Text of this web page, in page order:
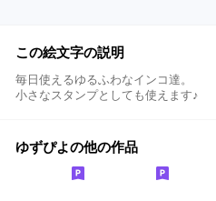
この絵文字の説明
毎日使えるゆるふわなインコ達。
小さなスタンプとしても使えます♪
ゆずぴよの他の作品